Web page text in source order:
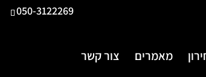
050-3122269
מאמרים צור קשר